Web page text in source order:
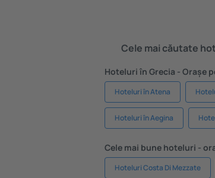
Cele mai căutate
Hoteluri în Grecia - Orașe
Hoteluri în Atena
Hoteluri în Aegina
Cele mai bune hoteluri -
Hoteluri Costa Di Mezzate